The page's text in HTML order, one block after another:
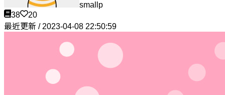
smallp
38
20
最近更新 / 2023-04-08 22:50:59